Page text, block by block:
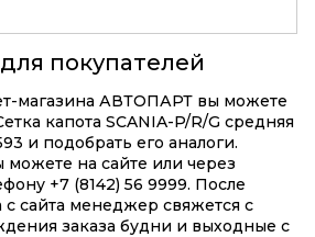
покупателей
магазина АВТОПАРТ вы можете
капота SCANIA-P/R/G средняя
и подобрать его аналоги.
на сайте или через
+7 (8142) 56 9999. После
сайта менеджер свяжется с
заказа будни и выходные с